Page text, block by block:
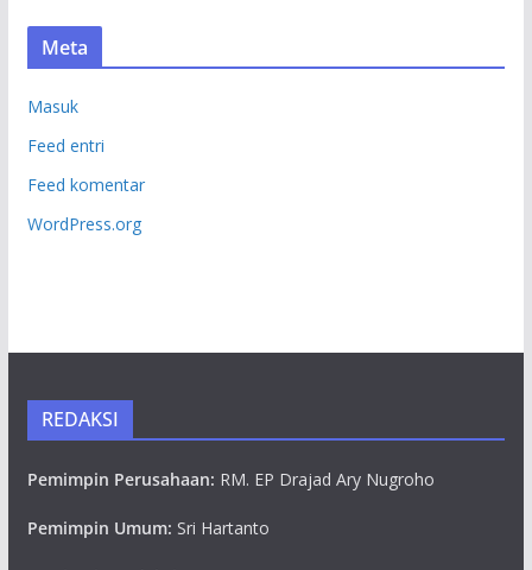
Meta
Masuk
Feed entri
Feed komentar
WordPress.org
REDAKSI
Pemimpin Perusahaan: RM. EP Drajad Ary Nugroho
Pemimpin Umum: Sri Hartanto